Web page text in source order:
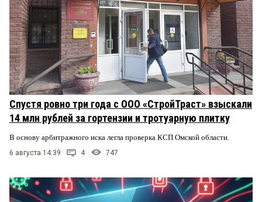
Спустя ровно три года с ООО «СтройТраст» взыскали
14 млн рублей за гортензии и тротуарную плитку
В основу арбитражного иска легла проверка КСП Омской области.
6 августа 14:39 4 747